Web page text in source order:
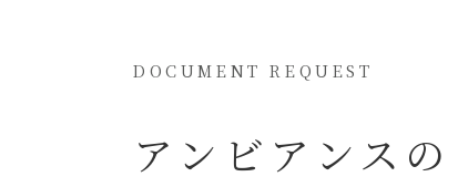
DOCUMENT REQUEST
アンビアンスの